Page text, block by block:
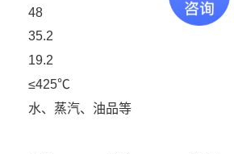
48
35.2
19.2
≤425℃
水、蒸汽、油品等